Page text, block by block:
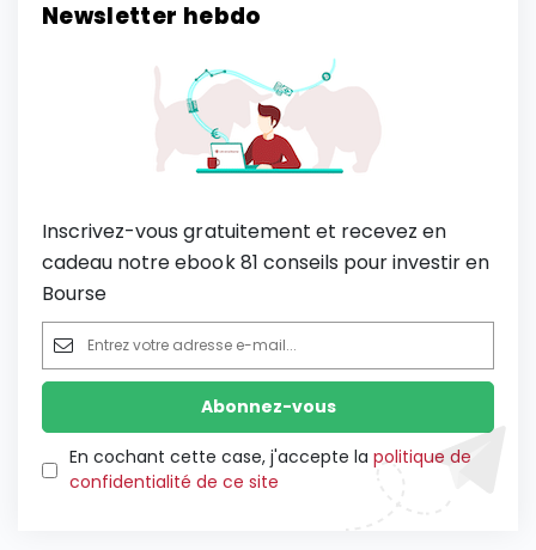
Newsletter hebdo
Inscrivez-vous gratuitement et recevez en
cadeau notre ebook 81 conseils pour investir en
Bourse
En cochant cette case, j'accepte la politique de
confidentialité de ce site